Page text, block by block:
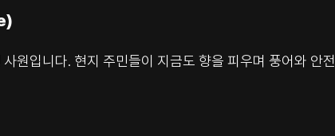
원입니다. 현지 주민들이 지금도 향을 피우며 풍어와 안전